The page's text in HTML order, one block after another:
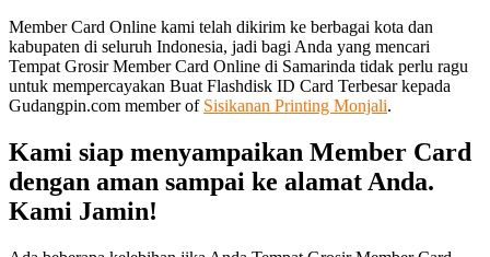
Member Card Online kami telah dikirim ke berbagai kota dan
kabupaten di seluruh Indonesia, jadi bagi Anda yang mencari
Tempat Grosir Member Card Online di Samarinda tidak perlu ragu
untuk mempercayakan Buat Flashdisk ID Card Terbesar kepada
Gudangpin.com member of Sisikanan Printing Monjali.
Kami siap menyampaikan Member Card
dengan aman sampai ke alamat Anda.
Kami Jamin!